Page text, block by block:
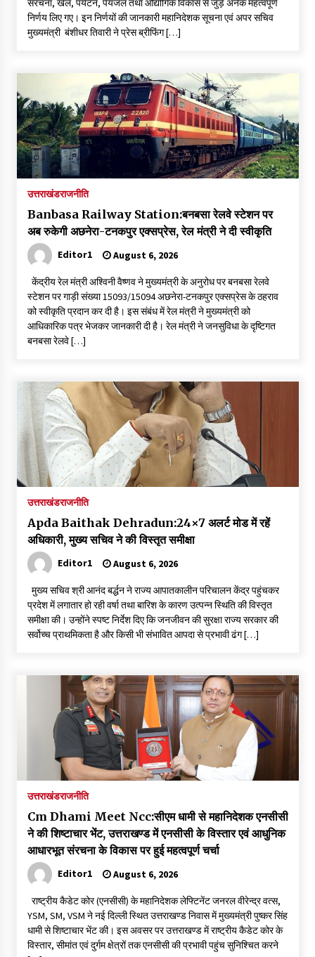
निर्णय लिए गए। इन निर्णयों की जानकारी महानिदेशक सूचना एवं अपर सचिव
मुख्यमंत्री बंशीधर तिवारी ने प्रेस ब्रीफिंग […]
उत्तराखंडराजनीति
Banbasa Railway Station:बनबसा रेलवे स्टेशन पर
अब रुकेगी अछनेरा-टनकपुर एक्सप्रेस, रेल मंत्री ने दी स्वीकृति
Editor1 August 6, 2026
केंद्रीय रेल मंत्री अश्विनी वैष्णव ने मुख्यमंत्री के अनुरोध पर बनबसा रेलवे
स्टेशन पर गाड़ी संख्या 15093/15094 अछनेरा-टनकपुर एक्सप्रेस के ठहराव
को स्वीकृति प्रदान कर दी है। इस संबंध में रेल मंत्री ने मुख्यमंत्री को
आधिकारिक पत्र भेजकर जानकारी दी है। रेल मंत्री ने जनसुविधा के दृष्टिगत
बनबसा रेलवे […]
उत्तराखंडराजनीति
Apda Baithak Dehradun:24×7 अलर्ट मोड में रहें
अधिकारी, मुख्य सचिव ने की विस्तृत समीक्षा
Editor1 August 6, 2026
मुख्य सचिव श्री आनंद बर्द्धन ने राज्य आपातकालीन परिचालन केंद्र पहुंचकर
प्रदेश में लगातार हो रही वर्षा तथा बारिश के कारण उत्पन्न स्थिति की विस्तृत
समीक्षा की। उन्होंने स्पष्ट निर्देश दिए कि जनजीवन की सुरक्षा राज्य सरकार की
सर्वोच्च प्राथमिकता है और किसी भी संभावित आपदा से प्रभावी ढंग […]
उत्तराखंडराजनीति
Cm Dhami Meet Ncc:सीएम धामी से महानिदेशक एनसीसी
ने की शिष्टाचार भेंट, उत्तराखण्ड में एनसीसी के विस्तार एवं आधुनिक
आधारभूत संरचना के विकास पर हुई महत्वपूर्ण चर्चा
Editor1 August 6, 2026
राष्ट्रीय कैडेट कोर (एनसीसी) के महानिदेशक लेफ्टिनेंट जनरल वीरेन्द्र वत्स,
YSM, SM, VSM ने नई दिल्ली स्थित उत्तराखण्ड निवास में मुख्यमंत्री पुष्कर सिंह
धामी से शिष्टाचार भेंट की। इस अवसर पर उत्तराखण्ड में राष्ट्रीय कैडेट कोर के
विस्तार, सीमांत एवं दुर्गम क्षेत्रों तक एनसीसी की प्रभावी पहुंच सुनिश्चित करने